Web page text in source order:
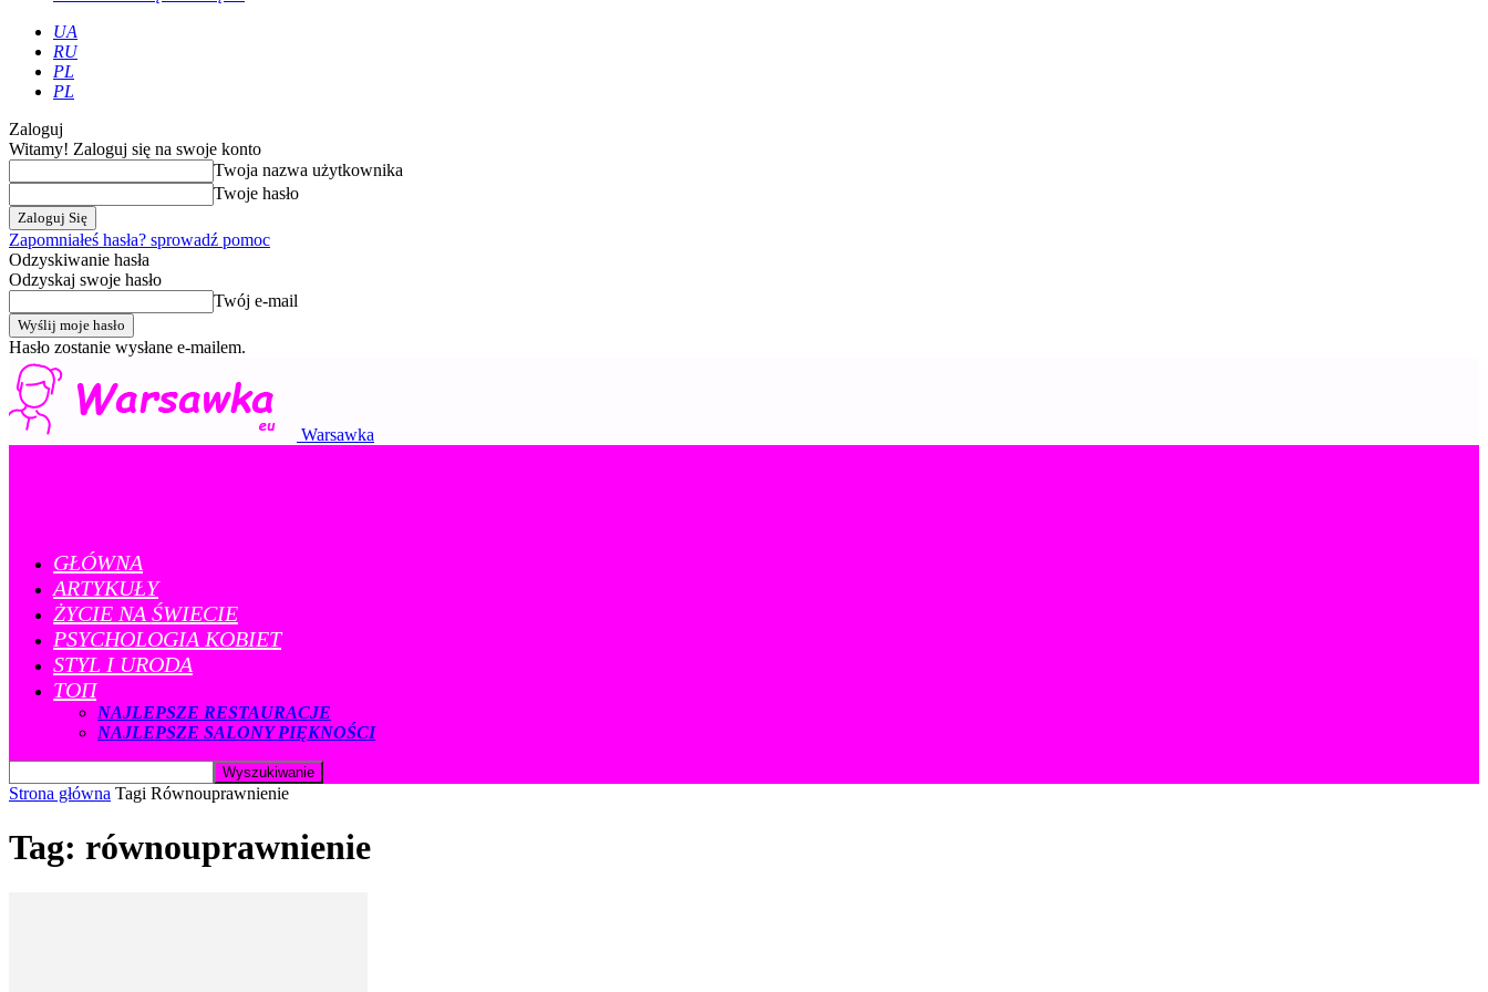
UA
RU
PL
PL
Zaloguj
Witamy! Zaloguj się na swoje konto
Twoja nazwa użytkownika
Twoje hasło
Zapomniałeś hasła? sprowadź pomoc
Odzyskiwanie hasła
Odzyskaj swoje hasło
Twój e-mail
Hasło zostanie wysłane e-mailem.
Warsawka
GŁÓWNA
ARTYKUŁY
ŻYCIE NA ŚWIECIE
PSYCHOLOGIA KOBIET
STYL I URODA
ТОП
NAJLEPSZE RESTAURACJE
NAJLEPSZE SALONY PIĘKNOŚCI
Strona główna Tagi Równouprawnienie
Tag: równouprawnienie